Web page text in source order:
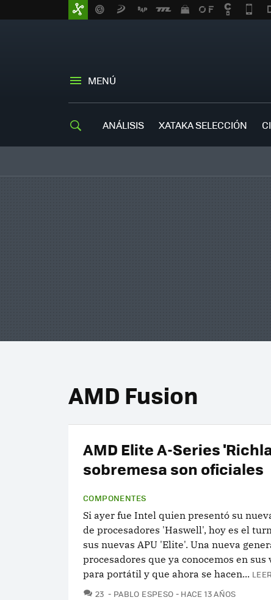
MENÚ
ANÁLISIS XATAKA SELECCIÓN
AMD Fusion
AMD Elite A-Series
sobremesa son oficiales
COMPONENTES
Si ayer fue Intel quien presentó su
de procesadores 'Haswell', hoy es el
sus nuevas APU 'Elite'. Una nueva
procesadores que ya conocemos en sus
para portátil y que ahora se hacen...
23 COMENTARIOS
PABLO ESPESO HACE 13 AÑOS